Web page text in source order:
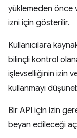
yüklemeden önce
izni için gösterilir.
Kullanıcılara
bilinçli kontrol
işlevselliğinin izin
kullanmayı
Bir API için izin
beyan edileceği